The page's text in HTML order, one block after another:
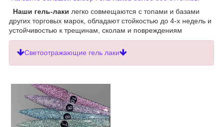
Наши гель-лаки легко совмещаются с топами и базами
других торговых марок, обладают стойкостью до 4-х недель и
устойчивостью к трещинам, сколам и повреждениям
Светоотражающие гель лаки